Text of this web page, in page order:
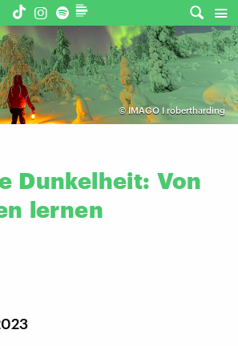
©IMAGO I robertharding
Dunkelheit: Von
lernen